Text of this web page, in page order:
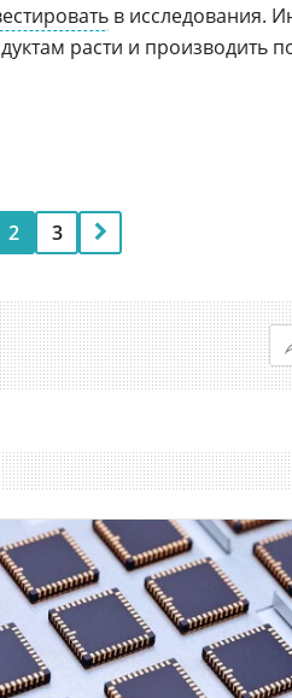
в исследования.
расти и производить
2 3